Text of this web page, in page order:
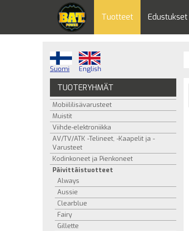
Tuotteet Edustukset
Suomi English
TUOTERYHMÄT
Mobiililisävarusteet
Muistit
Viihde-elektroniikka
AV/TV/ATK -Telineet, -Kaapelit ja -
Varusteet
Kodinkoneet ja Pienkoneet
Päivittäistuotteet
Always
Aussie
Clearblue
Fairy
Gillette